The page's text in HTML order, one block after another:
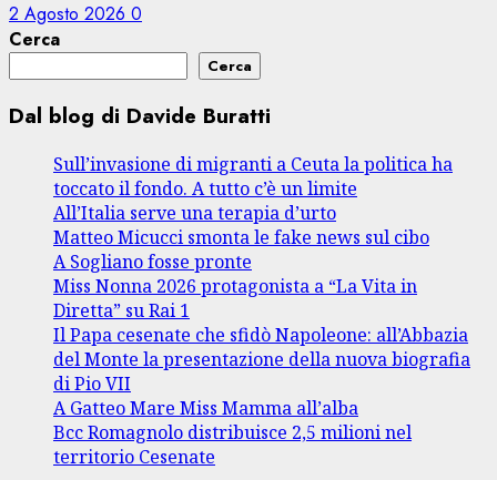
2 Agosto 2026 0
Cerca
Cerca
Dal blog di Davide Buratti
Sull’invasione di migranti a Ceuta la politica ha
toccato il fondo. A tutto c’è un limite
All’Italia serve una terapia d’urto
Matteo Micucci smonta le fake news sul cibo
A Sogliano fosse pronte
Miss Nonna 2026 protagonista a “La Vita in
Diretta” su Rai 1
Il Papa cesenate che sfidò Napoleone: all’Abbazia
del Monte la presentazione della nuova biografia
di Pio VII
A Gatteo Mare Miss Mamma all’alba
Bcc Romagnolo distribuisce 2,5 milioni nel
territorio Cesenate